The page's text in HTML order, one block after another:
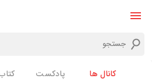
کانال ها پادکست